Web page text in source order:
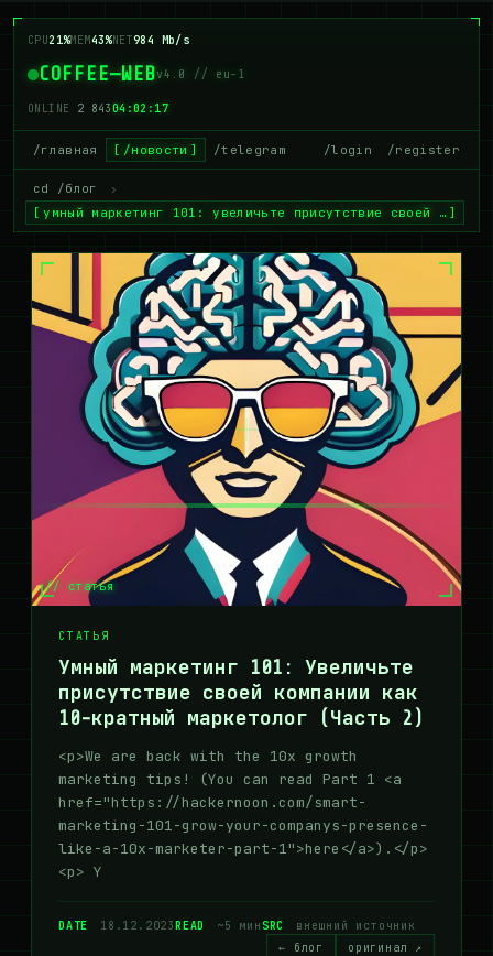
CPU26%MEM44%NET984 Mb/s
COFFEE—WEBv4.0 // eu-1
ONLINE 2 84904:02:18
/главная /новости /telegram /login /register
cd /блог
›
умный маркетинг 101: увеличьте присутствие своей …
// статья
СТАТЬЯ
Умный маркетинг 101: Увеличьте
присутствие своей компании как
10-кратный маркетолог (Часть 2)
<p>We are back with the 10x growth
marketing tips! (You can read Part 1 <a
href="https://hackernoon.com/smart-
marketing-101-grow-your-companys-presence-
like-a-10x-marketer-part-1">here</a>).</p>
<p> Y
DATE 18.12.2023READ ~5 минSRC
внешний источник
← блог
оригинал ↗